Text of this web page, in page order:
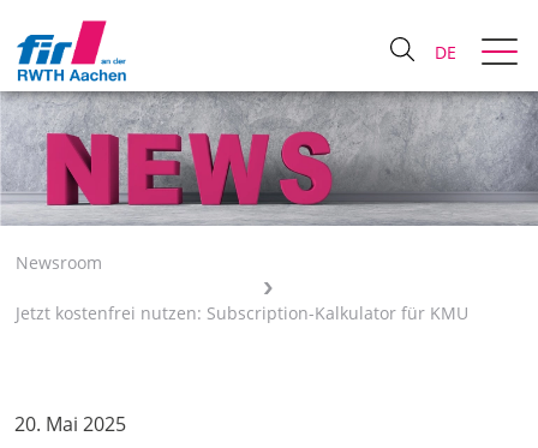
DE
Newsroom
Jetzt kostenfrei nutzen: Subscription-Kalkulator für KMU
20. Mai 2025